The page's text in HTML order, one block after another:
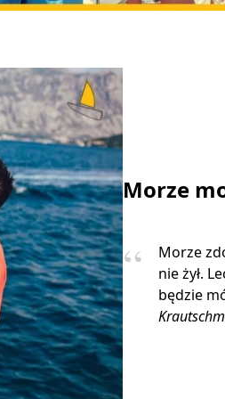
Morze
Morze
nie żył.
będzie